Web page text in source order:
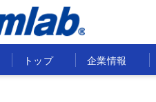
トップ 企業情報